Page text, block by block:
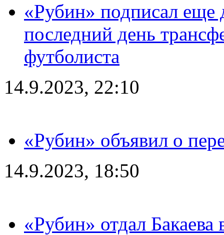
«Рубин» подписал еще
последний день
футболиста
14.9.2023, 22:10
«Рубин» объявил о
14.9.2023, 18:50
«Рубин» отдал